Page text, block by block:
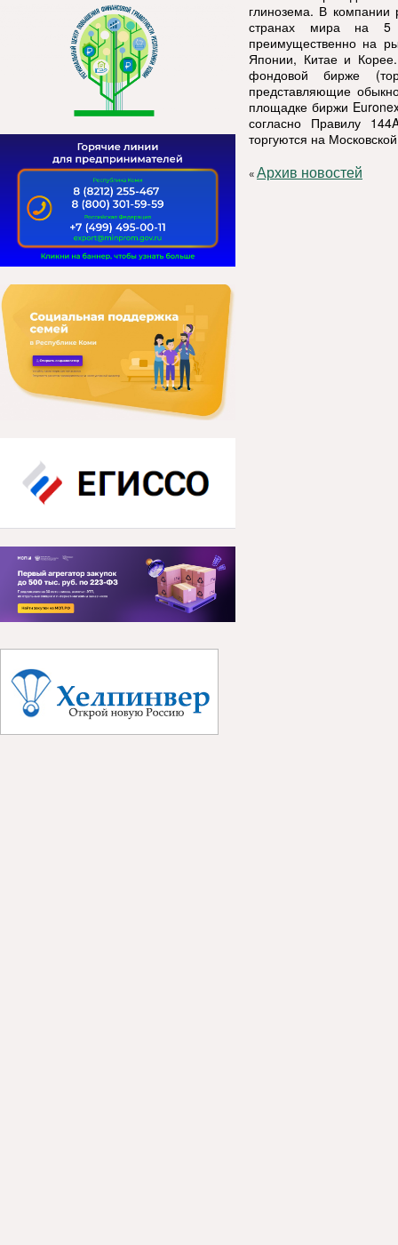
глинозема. В компании
странах мира на 5
преимущественно на
Японии, Китае и
фондовой бирже
представляющие
площадке биржи
согласно Правилу
торгуются на
«Архив новостей